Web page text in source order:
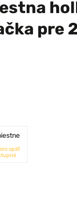
pre
opäť